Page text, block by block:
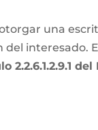
una
interesado.
2.2.6.1.2.9.1